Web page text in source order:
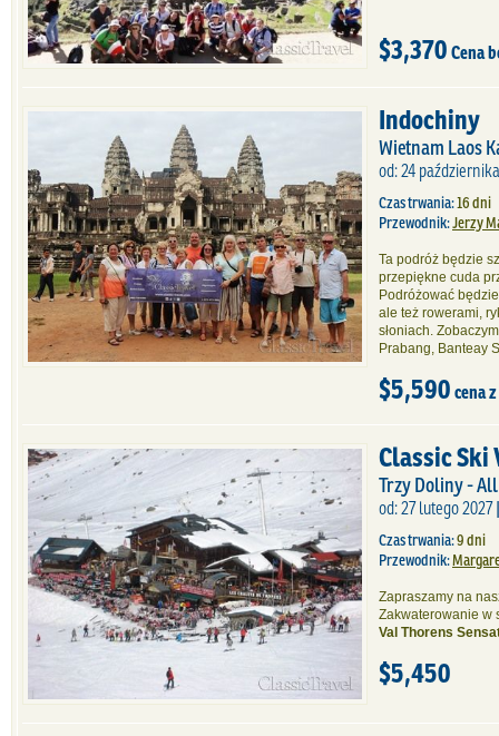
$3,370 Cena
Indochiny
Wietnam Laos
od: 24
Czas trwania:16 dni
Przewodnik:Jerzy
Ta podróż będzie
przepiękne cuda
Podróżować
ale też rowerami,
słoniach.
Prabang, Banteay
$5,590 cena
Classic Ski
Trzy Doliny -
od: 27 lutego 2027
Czas trwania:9 dni
Przewodnik:
Zapraszamy na
Zakwaterowanie w
Val Thorens
$5,450